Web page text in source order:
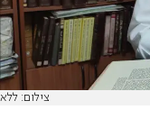
צילום: ללא